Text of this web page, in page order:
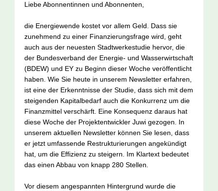
Liebe Abonnentinnen und Abonnenten,
die Energiewende kostet vor allem Geld. Dass sie
zunehmend zu einer Finanzierungsfrage wird, geht
auch aus der neuesten Stadtwerkestudie hervor, die
der Bundesverband der Energie- und Wasserwirtschaft
(BDEW) und EY zu Beginn dieser Woche veröffentlicht
haben. Wie Sie heute in unserem Newsletter erfahren,
ist eine der Erkenntnisse der Studie, dass sich mit dem
steigenden Kapitalbedarf auch die Konkurrenz um die
Finanzmittel verschärft. Eine Konsequenz daraus hat
diese Woche der Projektentwickler Juwi gezogen. In
unserem aktuellen Newsletter können Sie lesen, dass
er jetzt umfassende Restrukturierungen angekündigt
hat, um die Effizienz zu steigern. Im Klartext bedeutet
das einen Abbau von knapp 280 Stellen.
Vor diesem angespannten Hintergrund wurde die